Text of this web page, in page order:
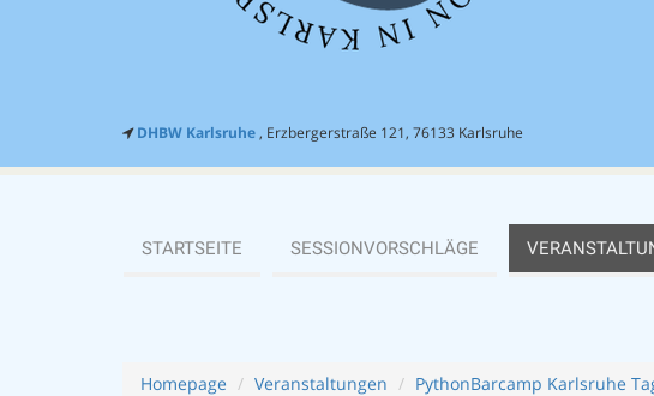
DHBW Karlsruhe, Erzbergerstraße 121, 76133 Karlsruhe
STARTSEITE SESSIONVORSCHLÄGE
Homepage Veranstaltungen PythonBarcamp Karlsruhe